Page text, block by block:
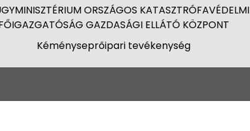
ORSZÁGOS KATASZTRÓFAVÉDELMI
GAZDASÁGI ELLÁTÓ KÖZPONT
Kéményseprőipari tevékenység